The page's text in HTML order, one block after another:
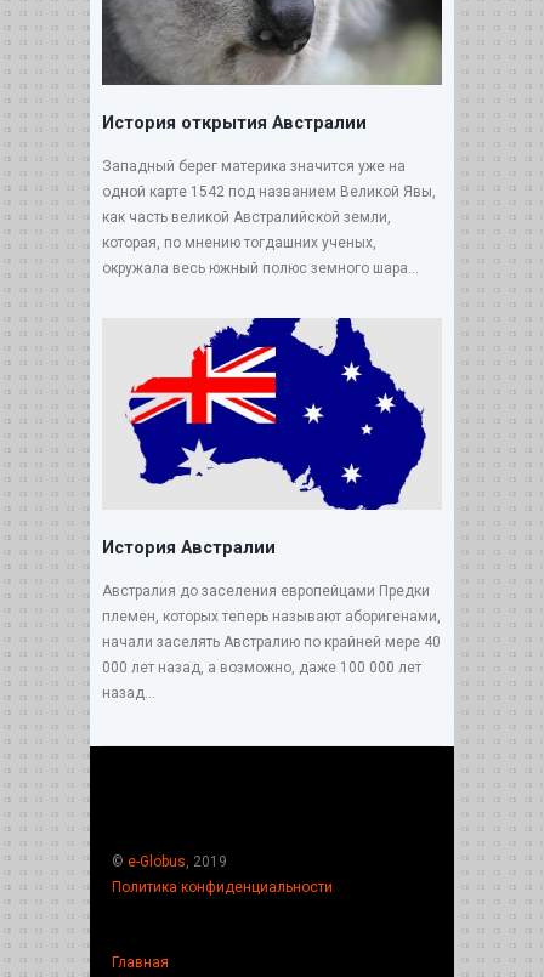
История открытия Австралии
Западный берег материка значится уже на
одной карте 1542 под названием Великой Явы,
как часть великой Австралийской земли,
которая, по мнению тогдашних ученых,
окружала весь южный полюс земного шара...
История Австралии
Австралия до заселения европейцами Предки
племен, которых теперь называют аборигенами,
начали заселять Австралию по крайней мере 40
000 лет назад, а возможно, даже 100 000 лет
назад...
© e-Globus , 2019
Политика конфиденциальности
Главная